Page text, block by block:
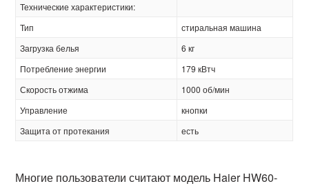
Технические характеристики:
Тип
стиральная машина
Загрузка белья
6 кг
Потребление энергии
179 кВтч
Скорость отжима
1000 об/мин
Управление
кнопки
Защита от протекания
есть
Многие пользователи считают модель Haier HW60-